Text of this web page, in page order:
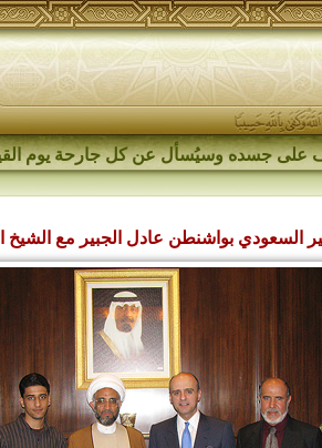
على جسده وسيُسأل عن كل جارحة يوم
السعودي بواشنطن عادل الجبير مع الشيخ